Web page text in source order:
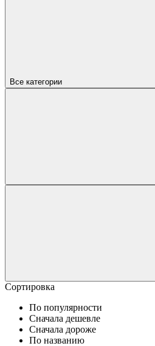
Все категории
Сортировка
По популярности
Сначала дешевле
Сначала дороже
По названию